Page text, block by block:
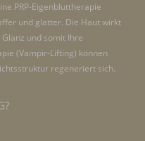
PRP-Eigenbluttherapie
und glatter. Die Haut wirkt
und somit Ihre
(Vampir-Lifting) können
regeneriert sich.